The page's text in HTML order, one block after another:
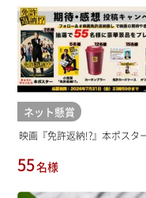
ネット懸賞
映画『免許返納!?』本ポスタ
55名様